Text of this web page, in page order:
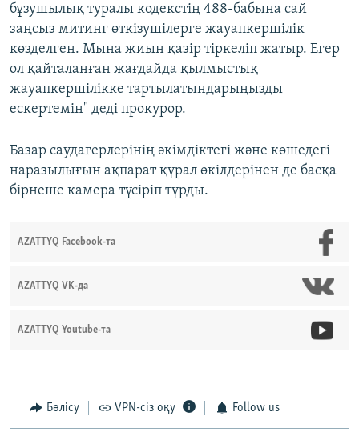
бұзушылық туралы кодекстің 488-бабына сай
заңсыз митинг өткізушілерге жауапкершілік
көзделген. Мына жиын қазір тіркеліп жатыр. Егер
ол қайталанған жағдайда қылмыстық
жауапкершілікке тартылатындарыңызды
ескертемін" деді прокурор.
Базар саудагерлерінің әкімдіктегі және көшедегі
наразылығын ақпарат құрал өкілдерінен де басқа
бірнеше камера түсіріп тұрды.
AZATTYQ Facebook-та
AZATTYQ VK-да
AZATTYQ Youtube-та
Бөлісу VPN-сіз оқу Follow us